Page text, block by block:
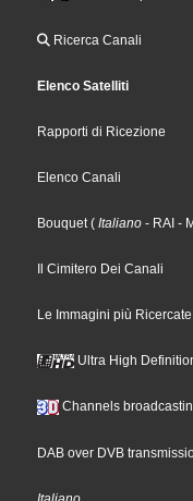
Ricerca Canali
Elenco Satelliti
Rapporti di Ricezione
Elenco Canali
Bouquet( Italiano - RAI -
Il Cimitero Dei Canali
Le Immagini più Ricercate
Ultra High
Channels
DAB over DVB